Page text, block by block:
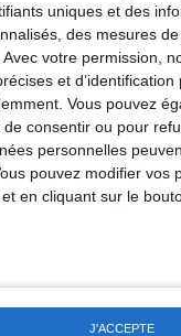
uniques et des
des mesures
Avec votre permission,
et d’identification
Vous pouvez
consentir ou pour
personnelles
pouvez modifier vos
en cliquant sur le
J'ACCEPTE
des